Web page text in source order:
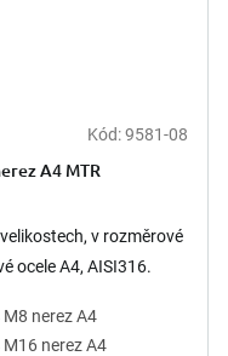
Kód:9581-08
A4 MTR
v rozměrové
ocele A4, AISI316.
nerez A4
nerez A4